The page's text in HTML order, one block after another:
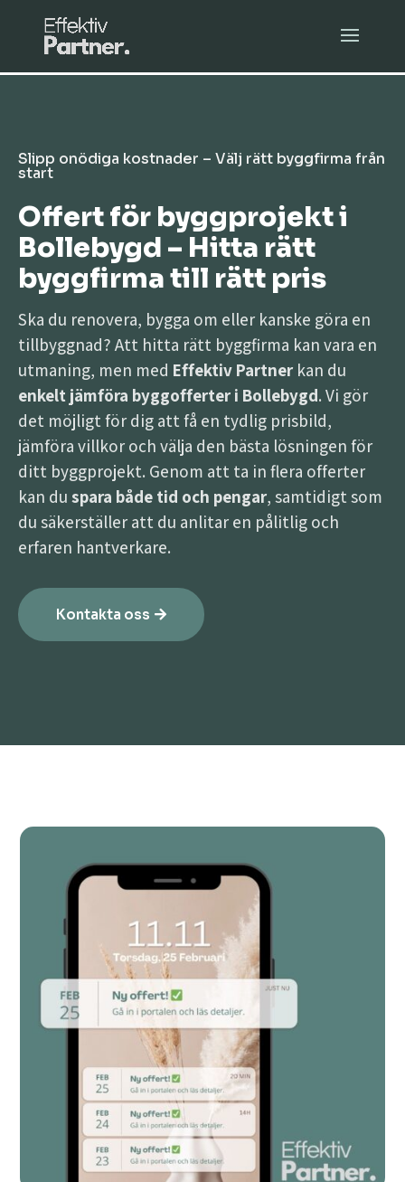
Slipp onödiga kostnader – Välj rätt byggfirma från
start
Offert för byggprojekt i
Bollebygd – Hitta rätt
byggfirma till rätt pris
Ska du renovera, bygga om eller kanske göra en
tillbyggnad? Att hitta rätt byggfirma kan vara en
utmaning, men med Effektiv Partner kan du
enkelt jämföra byggofferter i Bollebygd. Vi gör
det möjligt för dig att få en tydlig prisbild,
jämföra villkor och välja den bästa lösningen för
ditt byggprojekt. Genom att ta in flera offerter
kan du spara både tid och pengar, samtidigt som
du säkerställer att du anlitar en pålitlig och
erfaren hantverkare.
Kontakta oss